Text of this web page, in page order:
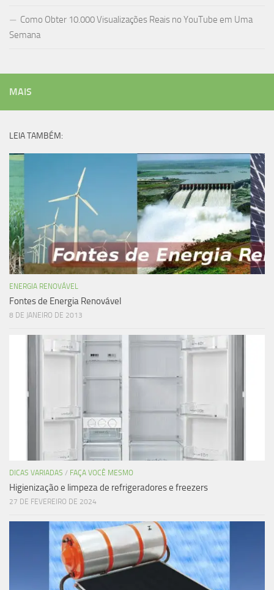
Como Obter 10.000 Visualizações Reais no YouTube em Uma
Semana
MAIS
LEIA TAMBÉM:
ENERGIA RENOVÁVEL
Fontes de Energia Renovável
8 DE JANEIRO DE 2013
DICAS VARIADAS / FAÇA VOCÊ MESMO
Higienização e limpeza de refrigeradores e freezers
27 DE FEVEREIRO DE 2024